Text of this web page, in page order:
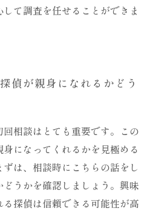
て調査を任せることができま
偵が親身になれるかどう
相談はとても重要です。この
になってくれるかを見極める
は、相談時にこちらの話をし
うかを確認しましょう。興味
探偵は信頼できる可能性が高